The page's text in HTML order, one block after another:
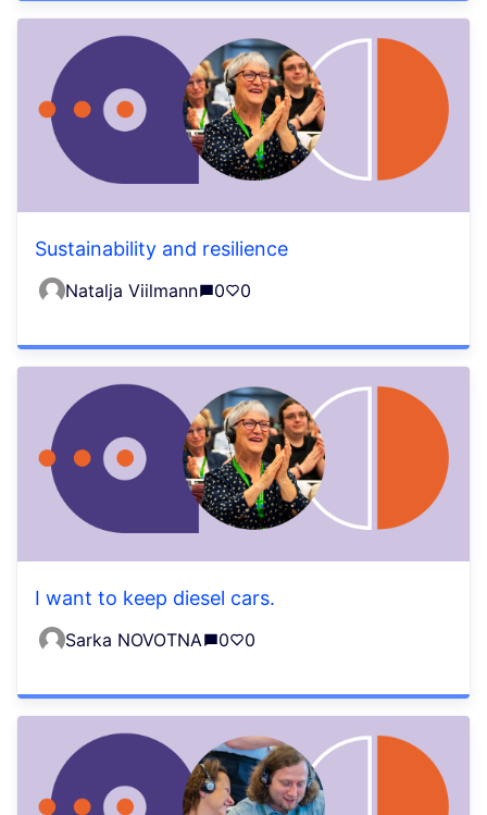
Sustainability and resilience
Natalja Viilmann 0 0
I want to keep diesel cars.
Sarka NOVOTNA 0 0